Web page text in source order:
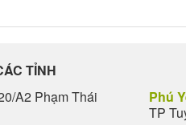
TỈNH
A2 Phạm Thái
Phú
TP